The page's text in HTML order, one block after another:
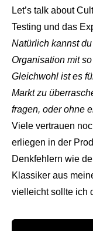
Let’s talk about
Testing und das
Natürlich kannst
Organisation mit
Gleichwohl ist es
Markt zu
fragen, oder ohne
Viele vertrauen
erliegen in der
Denkfehlern wie
Klassiker aus
vielleicht sollte ich